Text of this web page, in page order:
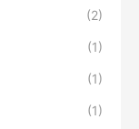
(2)
(1)
(1)
(1)